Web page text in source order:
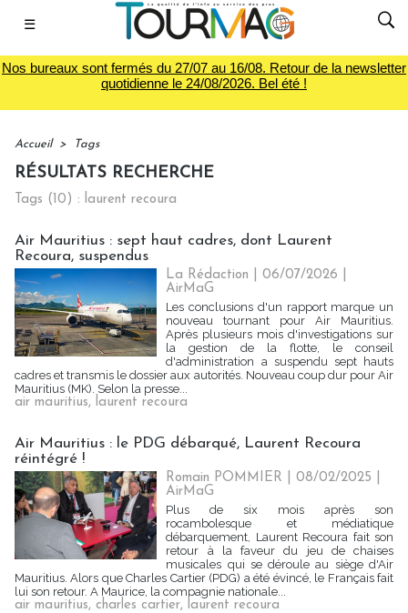
☰
Nos bureaux sont fermés du 27/07 au 16/08. Retour de la newsletter
quotidienne le 24/08/2026. Bel été !
Accueil > Tags
RÉSULTATS RECHERCHE
Tags (10) : laurent recoura
Air Mauritius : sept haut cadres, dont Laurent
Recoura, suspendus
La Rédaction | 06/07/2026
AirMaG
Les conclusions d'un rapport marque un
nouveau tournant pour Air Mauritius.
Après plusieurs mois d'investigations sur
la gestion de la flotte, le conseil
d'administration a suspendu sept hauts
cadres et transmis le dossier aux autorités. Nouveau coup dur pour Air
Mauritius (MK). Selon la presse...
air mauritius, laurent recoura
Air Mauritius : le PDG débarqué, Laurent Recoura
réintégré !
Romain POMMIER | 08/02/2025
AirMaG
Plus de six mois après son
rocambolesque et médiatique
débarquement, Laurent Recoura fait son
retour à la faveur du jeu de chaises
musicales qui se déroule au siège d'Air
Mauritius. Alors que Charles Cartier (PDG) a été évincé, le Français fait
lui son retour. A Maurice, la compagnie nationale...
air mauritius, charles cartier, laurent recoura